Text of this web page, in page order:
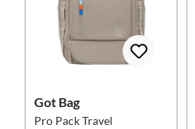
Got Bag
Pro Pack Travel